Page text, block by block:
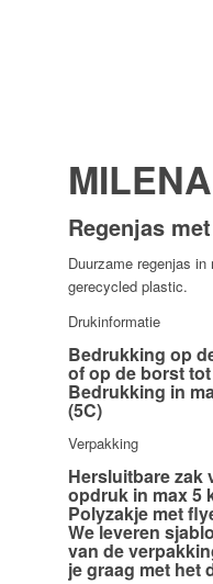
MILENA
Regenjas
Duurzame regenjas
gerecycled plastic.
Drukinformatie
Bedrukking op
of op de borst
Bedrukking in
(5C)
Verpakking
Hersluitbare zak
opdruk in max 5
Polyzakje met
We leveren
van de
je graag met het